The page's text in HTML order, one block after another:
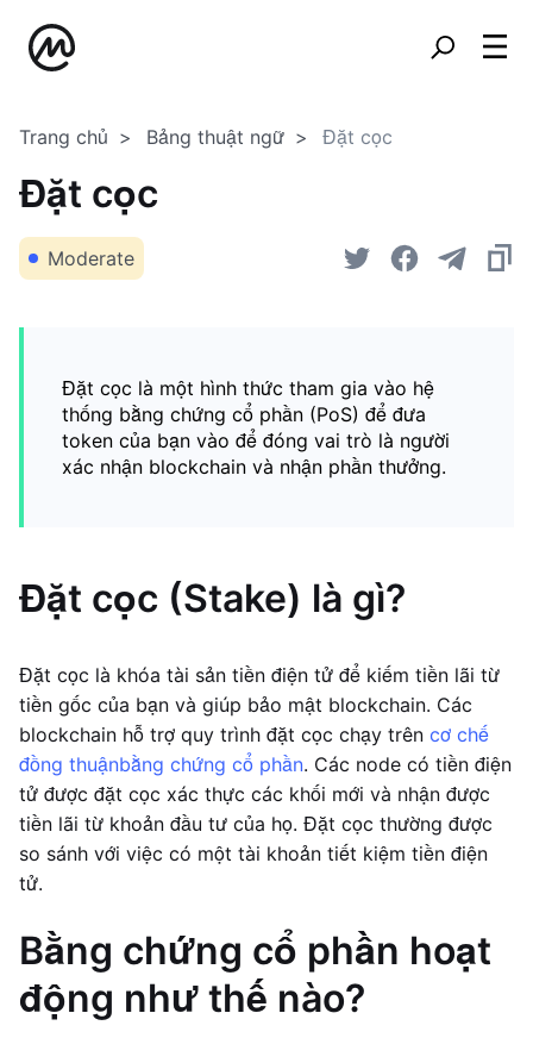
Trang chủ Bảng thuật ngữ Đặt cọc
Đặt cọc
Moderate
Đặt cọc là một hình thức tham gia vào hệ
thống bằng chứng cổ phần (PoS) để đưa
token của bạn vào để đóng vai trò là người
xác nhận blockchain và nhận phần thưởng.
Đặt cọc (Stake) là gì?
Đặt cọc là khóa tài sản tiền điện tử để kiếm tiền lãi từ
tiền gốc của bạn và giúp bảo mật blockchain. Các
blockchain hỗ trợ quy trình đặt cọc chạy trên cơ chế
đồng thuậnbằng chứng cổ phần. Các node có tiền điện
tử được đặt cọc xác thực các khối mới và nhận được
tiền lãi từ khoản đầu tư của họ. Đặt cọc thường được
so sánh với việc có một tài khoản tiết kiệm tiền điện
tử.
Bằng chứng cổ phần hoạt
động như thế nào?